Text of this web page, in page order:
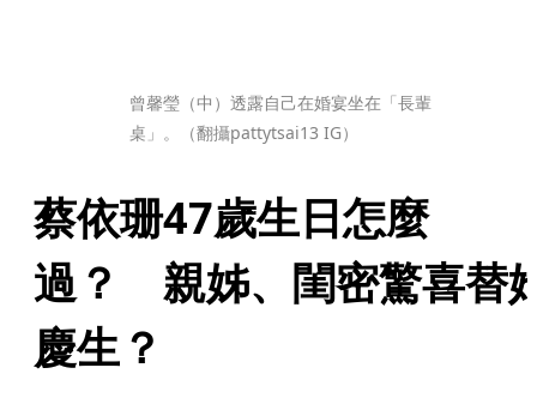
曾馨瑩（中）透露自己在婚宴坐在「長輩
桌」。（翻攝pattytsai13 IG）
蔡依珊47歲生日怎麼
過？　親姊、閨密驚喜替
慶生？